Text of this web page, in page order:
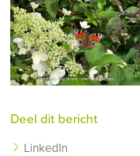
Deel dit bericht
LinkedIn